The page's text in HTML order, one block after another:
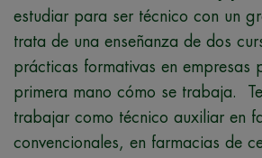
estudiar para ser técnico con un
trata de una enseñanza de dos
prácticas formativas en empresas
primera mano cómo se trabaja.
trabajar como técnico auxiliar en
convencionales, en farmacias de